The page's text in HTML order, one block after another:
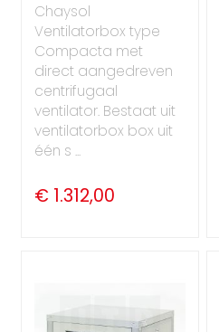
Chaysol
Ventilatorbox type
Compacta met
direct aangedreven
centrifugaal
ventilator. Bestaat uit
ventilatorbox box uit
één s ...
€ 1.312,00